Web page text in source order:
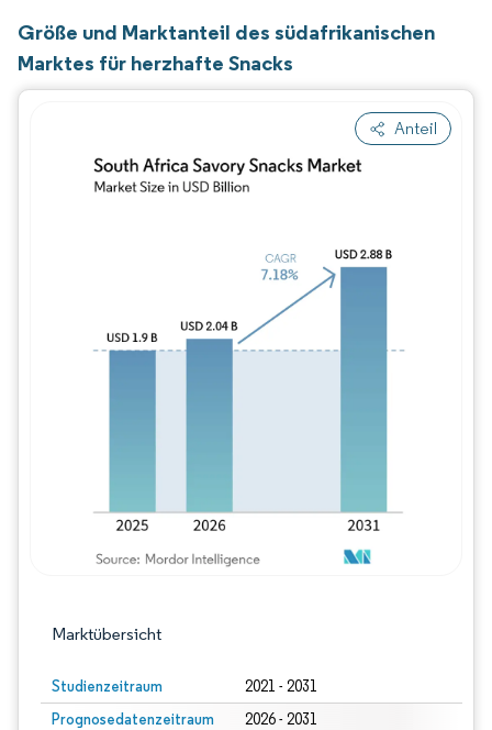
Größe und Marktanteil des südafrikanischen
Marktes für herzhafte Snacks
Anteil
Marktübersicht
Studienzeitraum 2021 - 2031
Prognosedatenzeitraum 2026 - 2031